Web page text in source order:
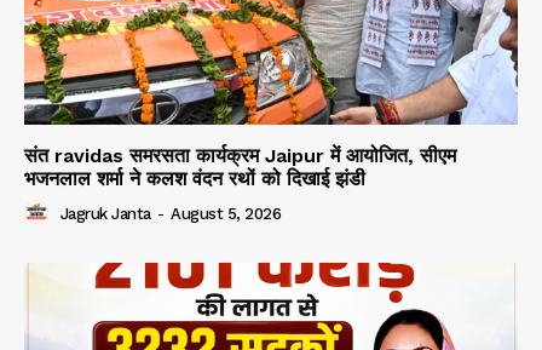
संत ravidas समरसता कार्यक्रम Jaipur में आयोजित, सीएम
भजनलाल शर्मा ने कलश वंदन रथों को दिखाई झंडी
Jagruk Janta - August 5, 2026